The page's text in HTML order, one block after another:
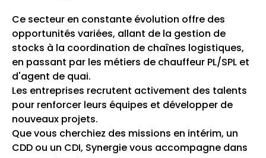
Ce secteur en constante évolution offre des
opportunités variées, allant de la gestion de
stocks à la coordination de chaînes logistiques,
en passant par les métiers de chauffeur PL/SPL et
d'agent de quai.
Les entreprises recrutent activement des talents
pour renforcer leurs équipes et développer de
nouveaux projets.
Que vous cherchiez des missions en intérim, un
CDD ou un CDI, Synergie vous accompagne dans